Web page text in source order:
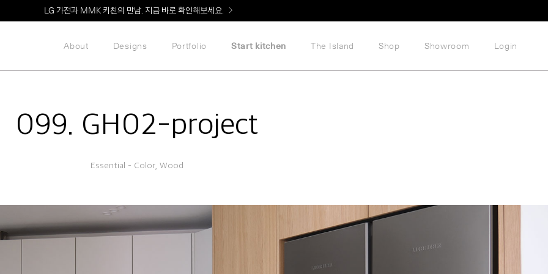
Welcome! 신규 회원가입 시 MMK Shop Coupon (총 60만원) 지급
About Designs Portfolio Start kitchen The Island Shop Showroom Login
099. GH02-project
Essential – Color, Wood